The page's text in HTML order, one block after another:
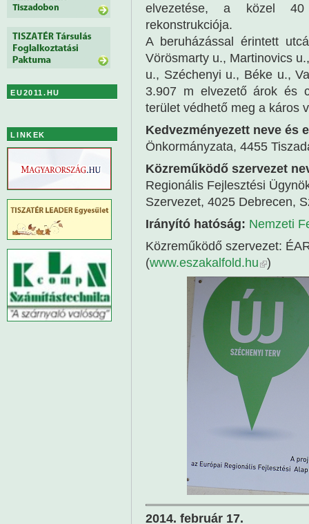
elvezetése, a közel 40
rekonstrukciója.
A beruházással érintett
Vörösmarty u., Martinovics
u., Széchenyi u., Béke u.,
3.907 m elvezető árok és
terület védhető meg a káros
Kedvezményezett neve és
Önkormányzata, 4455
Közreműködő szervezet
Regionális Fejlesztési
Szervezet, 4025 Debrecen,
Irányító hatóság: Nemzeti
Közreműködő szervezet:
(www.eszakalfold.hu )
2014. február 17.
EU2011.HU
LINKEK